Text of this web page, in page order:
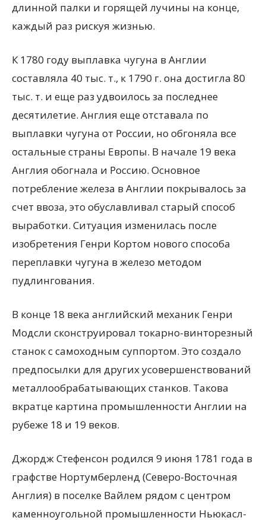
длинной палки и горящей лучины на конце,
каждый раз рискуя жизнью.
К 1780 году выплавка чугуна в Англии
составляла 40 тыс. т., к 1790 г. она достигла 80
тыс. т. и еще раз удвоилось за последнее
десятилетие. Англия еще отставала по
выплавки чугуна от России, но обгоняла все
остальные страны Европы. В начале 19 века
Англия обогнала и Россию. Основное
потребление железа в Англии покрывалось за
счет ввоза, это обуславливал старый способ
выработки. Ситуация изменилась после
изобретения Генри Кортом нового способа
переплавки чугуна в железо методом
пудлингования.
В конце 18 века английский механик Генри
Модсли сконструировал токарно-винторезный
станок с самоходным суппортом. Это создало
предпосылки для других усовершенствований
металлообрабатывающих станков. Такова
вкратце картина промышленности Англии на
рубеже 18 и 19 веков.
Джордж Стефенсон родился 9 июня 1781 года в
графстве Нортумберленд (Северо-Восточная
Англия) в поселке Вайлем рядом с центром
каменноугольной промышленности Ньюкасл-